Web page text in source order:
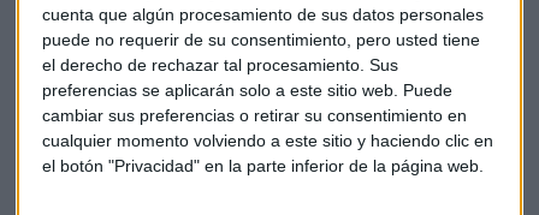
cuenta que algún procesamiento de sus datos personales
puede no requerir de su consentimiento, pero usted tiene
el derecho de rechazar tal procesamiento. Sus
preferencias se aplicarán solo a este sitio web. Puede
cambiar sus preferencias o retirar su consentimiento en
cualquier momento volviendo a este sitio y haciendo clic en
el botón "Privacidad" en la parte inferior de la página web.
En base a EFE
Roberto Moro: "Lo mejor, sin duda, es invertir en oro"
Este es el rol que debería ocupar el oro en su cartera de
inversión